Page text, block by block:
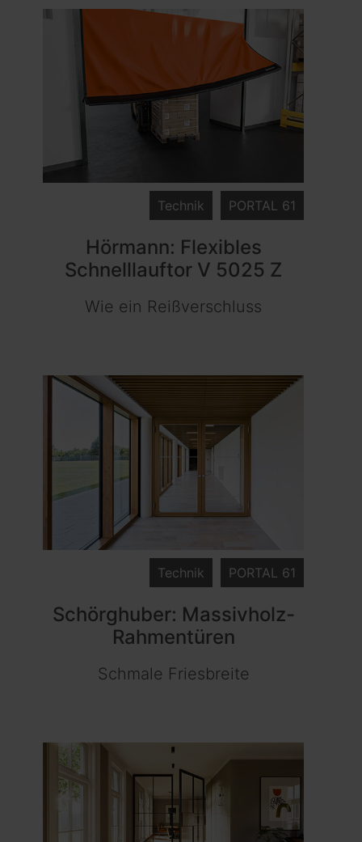
PORTAL 61
Technik
Hörmann: Flexibles
Schnelllauftor V 5025 Z
Wie ein Reißverschluss
PORTAL 61
Technik
Schörghuber: Massivholz-
Rahmentüren
Schmale Friesbreite